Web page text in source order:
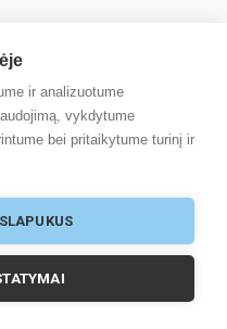
ir analizuotume
vykdytume
bei pritaikytume turinį ir